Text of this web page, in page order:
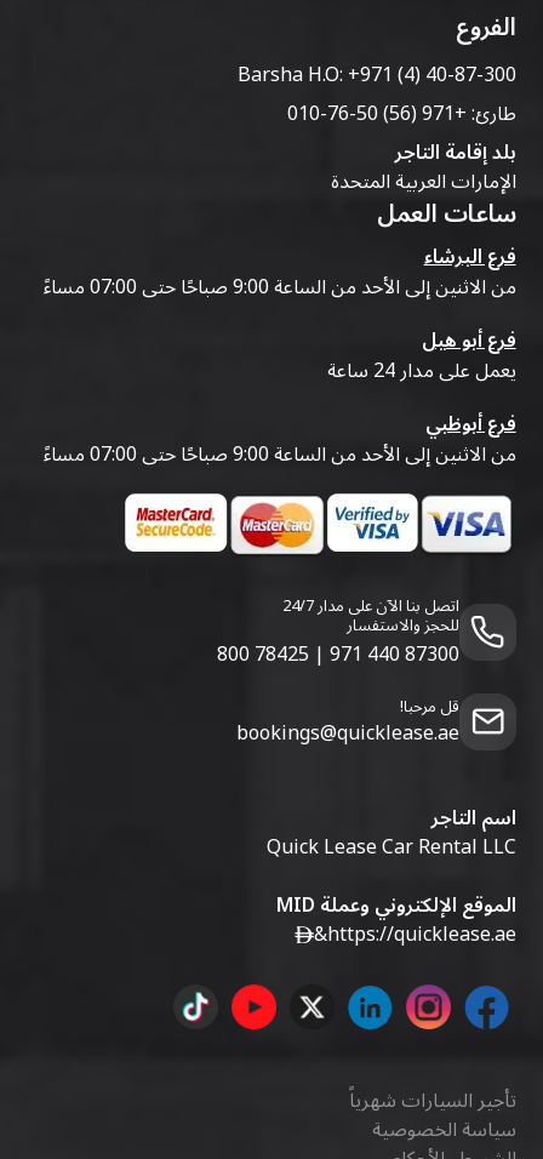
الفروع
Barsha H.O:+971 (4) 40-87-300
طارئ:+971 (56) 50-76-010
بلد إقامة التاجر
الإمارات العربية المتحدة
ساعات العمل
فرع البرشاء
من الاثنين إلى الأحد من الساعة 9:00 صباحًا حتى 07:00 مساءً
فرع أبو هيل
يعمل على مدار 24 ساعة
فرع أبوظبي
من الاثنين إلى الأحد من الساعة 9:00 صباحًا حتى 07:00 مساءً
اتصل بنا الآن على مدار 24/7
للحجز والاستفسار
800 78425 | 971 440 87300
قل مرحبا!
bookings@quicklease.ae
اسم التاجر
Quick Lease Car Rental LLC
الموقع الإلكتروني وعملة MID
https://quicklease.ae
&
تأجير السيارات شهرياً
سياسة الخصوصية